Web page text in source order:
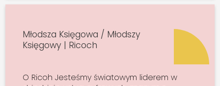
Młodsza Księgowa / Młodszy
Księgowy | Ricoch
O Ricoh Jesteśmy światowym liderem w